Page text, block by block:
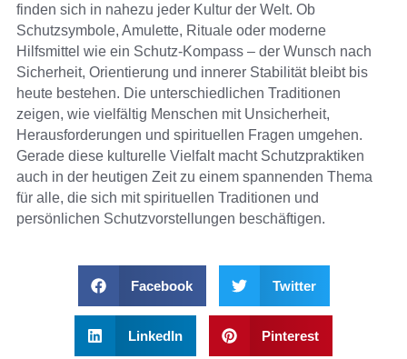
finden sich in nahezu jeder Kultur der Welt. Ob
Schutzsymbole, Amulette, Rituale oder moderne
Hilfsmittel wie ein Schutz-Kompass – der Wunsch nach
Sicherheit, Orientierung und innerer Stabilität bleibt bis
heute bestehen. Die unterschiedlichen Traditionen
zeigen, wie vielfältig Menschen mit Unsicherheit,
Herausforderungen und spirituellen Fragen umgehen.
Gerade diese kulturelle Vielfalt macht Schutzpraktiken
auch in der heutigen Zeit zu einem spannenden Thema
für alle, die sich mit spirituellen Traditionen und
persönlichen Schutzvorstellungen beschäftigen.
Facebook Twitter
LinkedIn Pinterest